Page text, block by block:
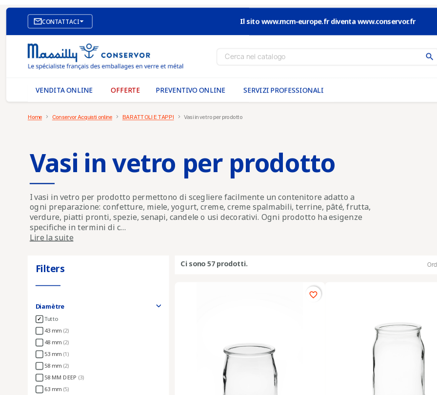
CONTATTACI
SITO WEB DI E-COMMERCE
I NOSTRI UFFICI
MASSILLY CONSERVOR
Il sito www.mcm-europe.fr diventa www.conservor.fr
search
VENDITA ONLINE OFFERTE PREVENTIVO ONLINE SERVIZI PROFESSIONALI
Home Conservor Acquisti online BARATTOLI E TAPPI Vasi in vetro per prodotto
Vasi in vetro per prodotto
Ivasi in vetro per prodotto permettono di scegliere facilmente un contenitore adatto a
ogni preparazione: confetture, miele, yogurt, creme, creme spalmabili, terrine, pâté, frutta,
verdure, piatti pronti, spezie, senapi, candele o usi decorativi. Ogni prodotto ha esigenze
specifiche in termini di c...
Lire la suite
Filters
Diamètre
Tutto
43 mm (2)
48 mm (2)
53 mm (1)
58 mm (2)
58 MM DEEP (3)
63 mm (5)
Ci sono 57 prodotti.
favorite_border
Puoi annullare l'iscrizione in ogni momento. A questo scopo, cerca le info
Convalidando la tua iscrizione, accetti che